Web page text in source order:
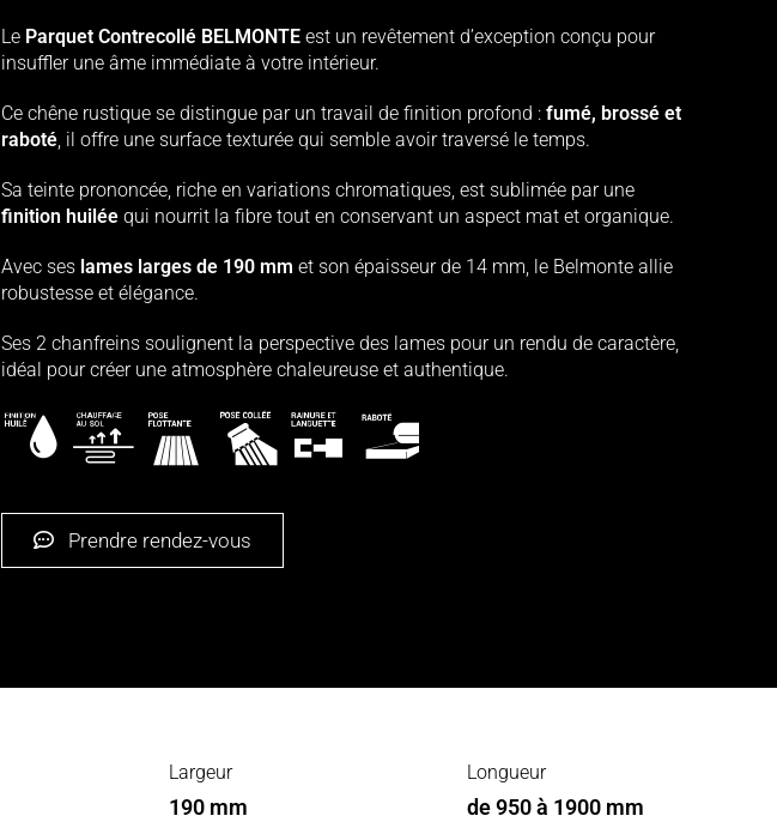
Le Parquet Contrecollé BELMONTEest un revêtement d’exception conçu pour
insuffler une âme immédiate à votre intérieur.
Ce chêne rustique se distingue par un travail de finition profond : fumé, brossé et
raboté, il offre une surface texturée qui semble avoir traversé le temps.
Sa teinte prononcée, riche en variations chromatiques, est sublimée par une
finition huiléequi nourrit la fibre tout en conservant un aspect mat et organique.
Avec ses lames larges de 190 mm et son épaisseur de 14 mm, le Belmonte allie
robustesse et élégance.
Ses 2 chanfreins soulignent la perspective des lames pour un rendu de caractère,
idéal pour créer une atmosphère chaleureuse et authentique.
Prendre rendez-vous
Largeur
190 mm
Longueur
de 950 à 1900 mm